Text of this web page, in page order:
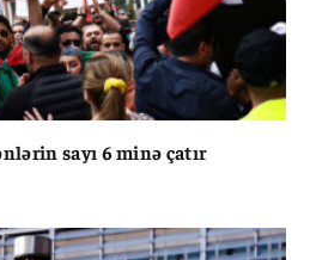
sayı 6 minə çatır